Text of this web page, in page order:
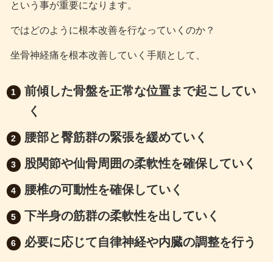
という事が重要になります。
ではどのように根本改善を行なっていくのか？
坐骨神経痛を根本改善していく手順として、
前傾した骨盤を正常な位置まで起こしてい
く
腰部と臀筋群の緊張を緩めていく
股関節や仙骨周囲の柔軟性を確保していく
腰椎の可動性を確保していく
下半身の筋群の柔軟性を出していく
必要に応じて自律神経や内臓の調整を行う